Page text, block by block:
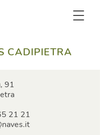
CADIPIETRA
91
21 21